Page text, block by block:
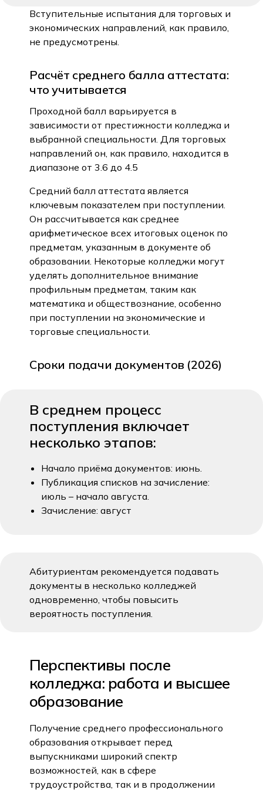
Вступительные испытания для торговых и
экономических направлений, как правило,
не предусмотрены.
Расчёт среднего балла аттестата:
что учитывается
Проходной балл варьируется в
зависимости от престижности колледжа и
выбранной специальности. Для торговых
направлений он, как правило, находится в
диапазоне от 3.6 до 4.5
Средний балл аттестата является
ключевым показателем при поступлении.
Он рассчитывается как среднее
арифметическое всех итоговых оценок по
предметам, указанным в документе об
образовании. Некоторые колледжи могут
уделять дополнительное внимание
профильным предметам, таким как
математика и обществознание, особенно
при поступлении на экономические и
торговые специальности.
Сроки подачи документов (2026)
В среднем процесс
поступления включает
несколько этапов:
Начало приёма документов: июнь.
Публикация списков на зачисление:
июль – начало августа.
Зачисление: август
Абитуриентам рекомендуется подавать
документы в несколько колледжей
одновременно, чтобы повысить
вероятность поступления.
Перспективы после
колледжа: работа и высшее
образование
Получение среднего профессионального
образования открывает перед
выпускниками широкий спектр
возможностей, как в сфере
трудоустройства, так и в продолжении